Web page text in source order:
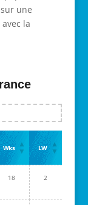
une
la
Wks LW
18 2